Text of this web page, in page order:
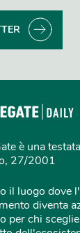
è una
27/2001
il luogo dove
diventa
per chi